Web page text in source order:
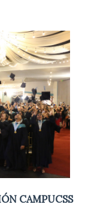
CAMPUCSS